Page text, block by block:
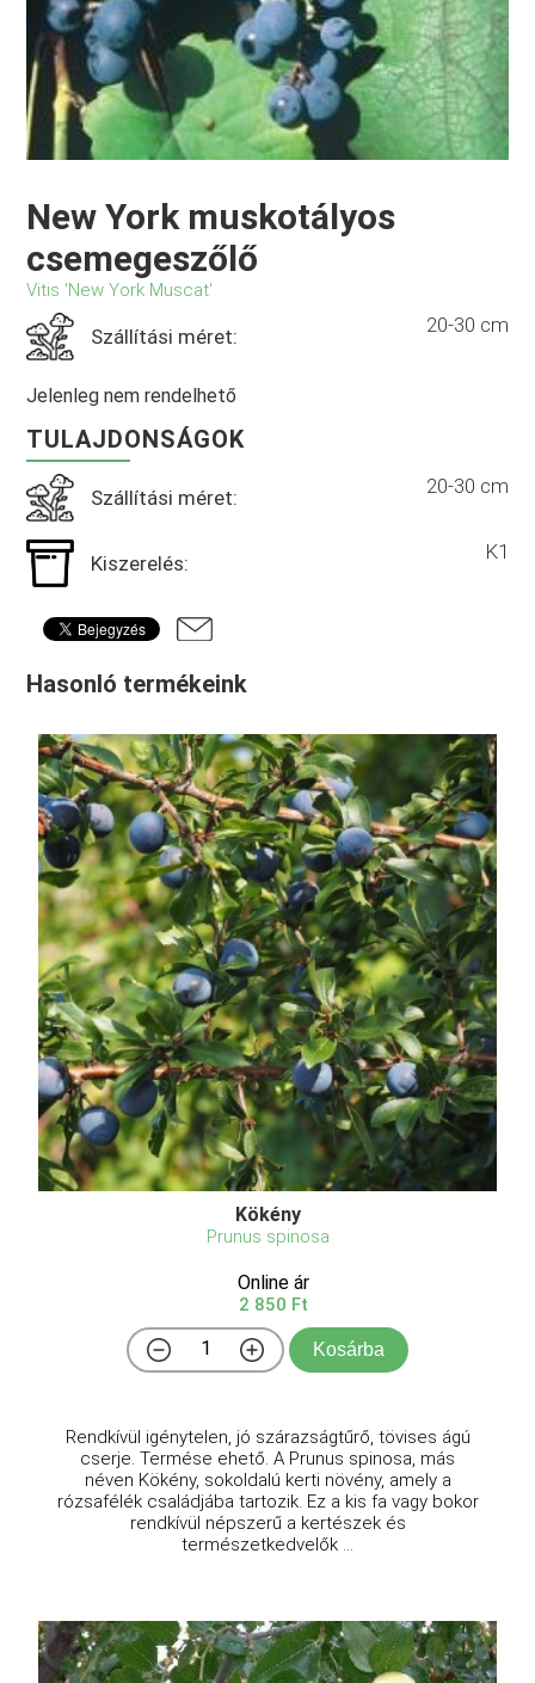
New York muskotályos
csemegeszőlő
Vitis 'New York Muscat'
Szállítási méret: 20-30 cm
Jelenleg nem rendelhető
TULAJDONSÁGOK
Szállítási méret: 20-30 cm
Kiszerelés: K1
Hasonló termékeink
Kökény
Prunus spinosa
Online ár
2 850 Ft
Kosárba
Rendkívül igénytelen, jó szárazságtűrő, tövises ágú
cserje. Termése ehető. A Prunus spinosa, más
néven Kökény, sokoldalú kerti növény, amely a
rózsafélék családjába tartozik. Ez a kis fa vagy bokor
rendkívül népszerű a kertészek és
természetkedvelők ...